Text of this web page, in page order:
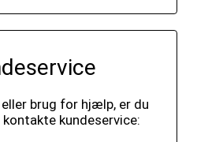
brug for hjælp, er du
kundeservice: